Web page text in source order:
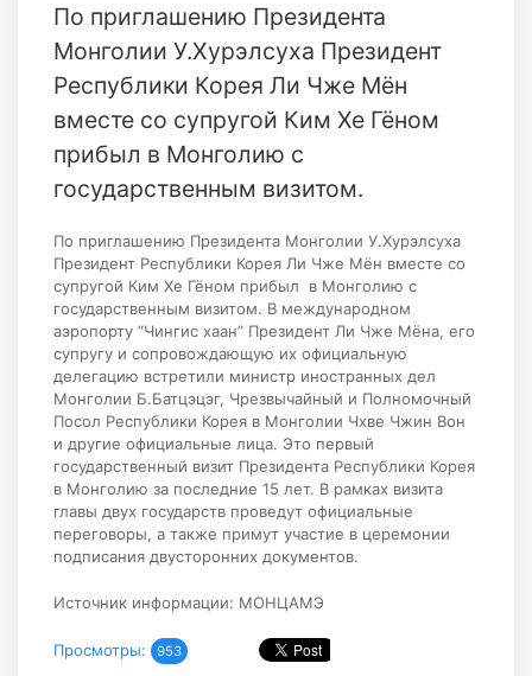
По приглашению Президента
Монголии У.Хурэлсуха Президент
Республики Корея Ли Чже Мён
вместе со супругой Ким Хе Гёном
прибыл в Монголию с
государственным визитом.
По приглашению Президента Монголии У.Хурэлсуха
Президент Республики Корея Ли Чже Мён вместе со
супругой Ким Хе Гёном прибыл в Монголию с
государственным визитом. В международном
аэропорту “Чингис хаан” Президент Ли Чже Мёна, его
супругу и сопровождающую их официальную
делегацию встретили министр иностранных дел
Монголии Б.Батцэцэг, Чрезвычайный и Полномочный
Посол Республики Корея в Монголии Чхве Чжин Вон
и другие официальные лица. Это первый
государственный визит Президента Республики Корея
в Монголию за последние 15 лет. В рамках визита
главы двух государств проведут официальные
переговоры, а также примут участие в церемонии
подписания двусторонних документов.
Источник информации: МОНЦАМЭ
Просмотры: 953